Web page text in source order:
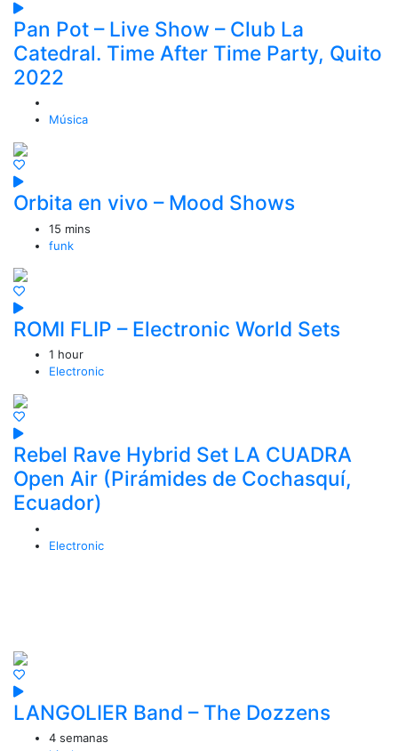
Pan Pot – Live Show – Club La
Catedral. Time After Time Party, Quito
2022
Música
Orbita en vivo – Mood Shows
15 mins
funk
ROMI FLIP – Electronic World Sets
1 hour
Electronic
Rebel Rave Hybrid Set LA CUADRA
Open Air (Pirámides de Cochasquí,
Ecuador)
Electronic
LANGOLIER Band – The Dozzens
4 semanas